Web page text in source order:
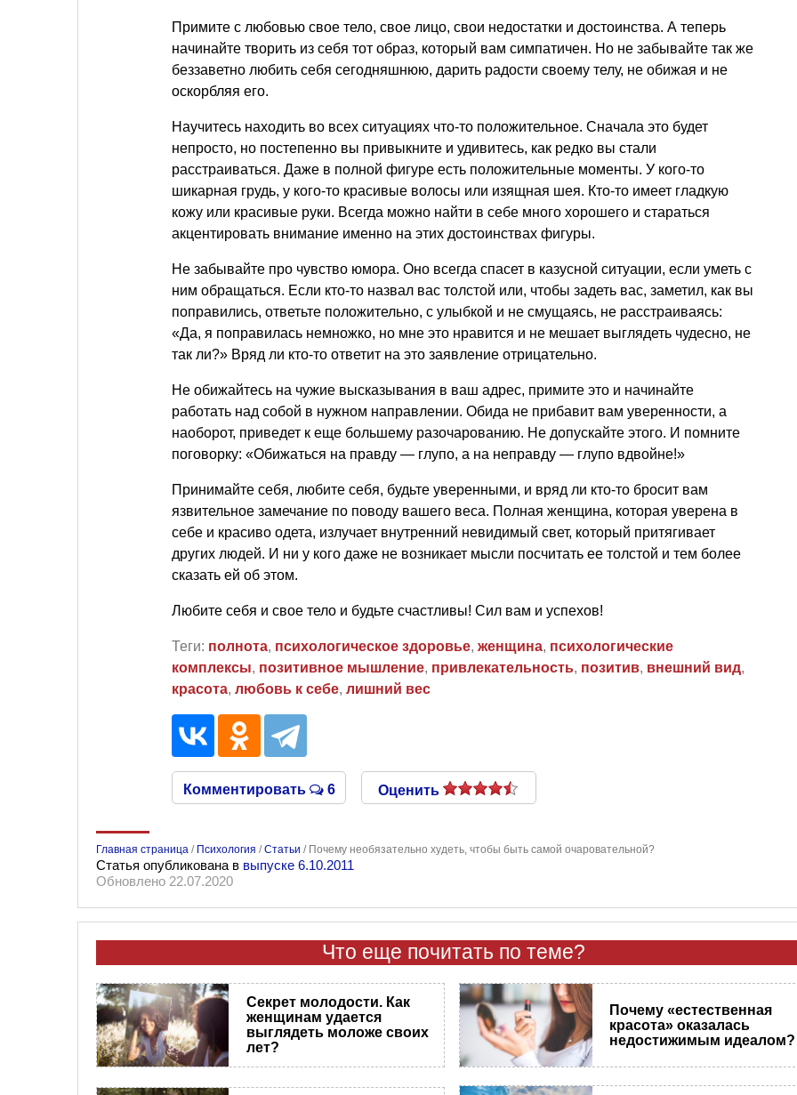
Примите с любовью свое тело, свое лицо, свои недостатки и достоинства. А теперь
начинайте творить из себя тот образ, который вам симпатичен. Но не забывайте так же
беззаветно любить себя сегодняшнюю, дарить радости своему телу, не обижая и не
оскорбляя его.
Научитесь находить во всех ситуациях что-то положительное. Сначала это будет
непросто, но постепенно вы привыкните и удивитесь, как редко вы стали
расстраиваться. Даже в полной фигуре есть положительные моменты. У кого-то
шикарная грудь, у кого-то красивые волосы или изящная шея. Кто-то имеет гладкую
кожу или красивые руки. Всегда можно найти в себе много хорошего и стараться
акцентировать внимание именно на этих достоинствах фигуры.
Не забывайте про чувство юмора. Оно всегда спасет в казусной ситуации, если уметь с
ним обращаться. Если кто-то назвал вас толстой или, чтобы задеть вас, заметил, как вы
поправились, ответьте положительно, с улыбкой и не смущаясь, не расстраиваясь:
«Да, я поправилась немножко, но мне это нравится и не мешает выглядеть чудесно, не
так ли?» Вряд ли кто-то ответит на это заявление отрицательно.
Не обижайтесь на чужие высказывания в ваш адрес, примите это и начинайте
работать над собой в нужном направлении. Обида не прибавит вам уверенности, а
наоборот, приведет к еще большему разочарованию. Не допускайте этого. И помните
поговорку: «Обижаться на правду — глупо, а на неправду — глупо вдвойне!»
Принимайте себя, любите себя, будьте уверенными, и вряд ли кто-то бросит вам
язвительное замечание по поводу вашего веса. Полная женщина, которая уверена в
себе и красиво одета, излучает внутренний невидимый свет, который притягивает
других людей. И ни у кого даже не возникает мысли посчитать ее толстой и тем более
сказать ей об этом.
Любите себя и свое тело и будьте счастливы! Сил вам и успехов!
Теги: полнота, психологическое здоровье, женщина, психологические
комплексы, позитивное мышление, привлекательность, позитив, внешний вид,
красота, любовь к себе, лишний вес
Комментировать 6 Оценить
Главная страница / Психология /Статьи / Почему необязательно худеть, чтобы быть самой очаровательной?
Статья опубликована в выпуске 6.10.2011
Обновлено 22.07.2020
Что еще почитать по теме?
Секрет молодости. Как
женщинам удается
выглядеть моложе своих
лет?
Почему «естественная
красота» оказалась
недостижимым идеалом?